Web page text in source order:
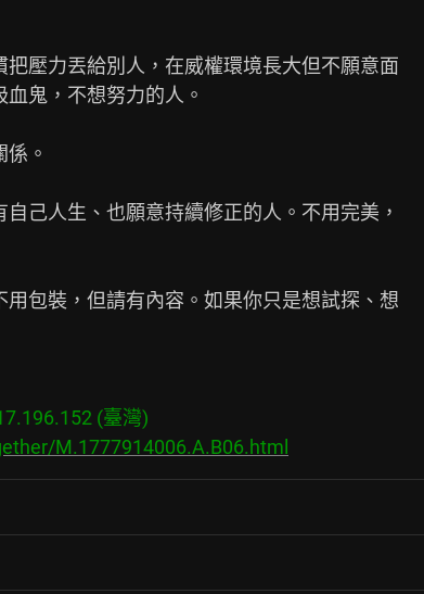
壓力丟給別人，在威權環境長大但不願意面
鬼，不想努力的人。
。
己人生、也願意持續修正的人。不用完美，
包裝，但請有內容。如果你只是想試探、想
(臺灣)
M.1777914006.A.B06.html